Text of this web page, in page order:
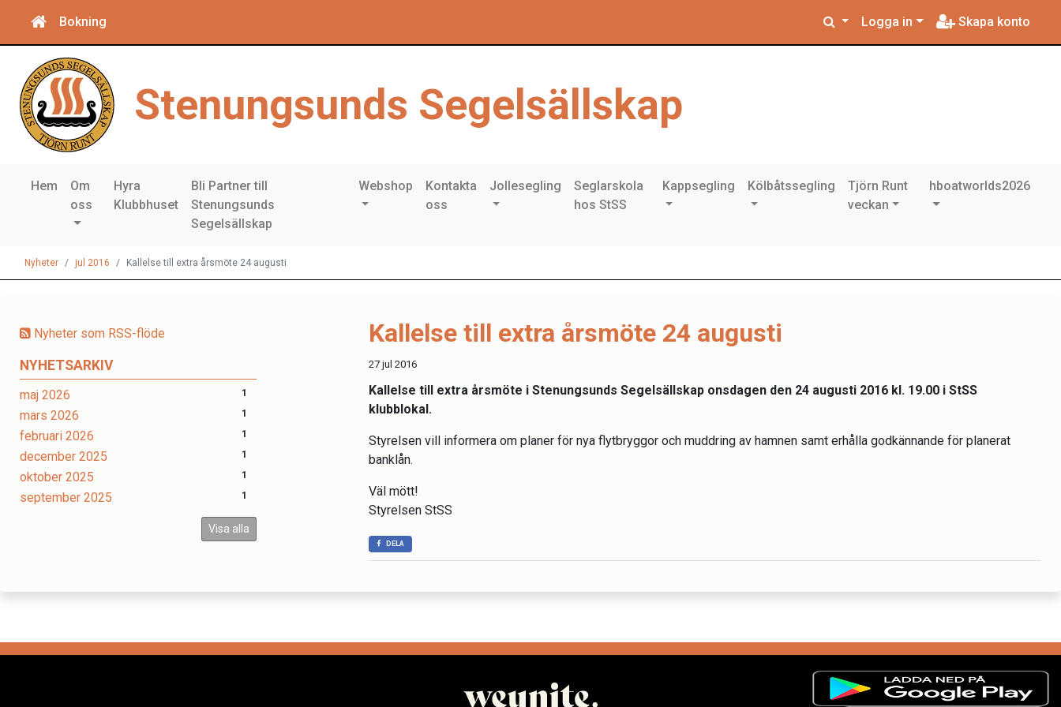
Bokning Logga in Skapa konto
Stenungsunds Segelsällskap
Hem
Om
oss
Hyra
Klubbhuset
Bli Partner till
Stenungsunds
Segelsällskap
Webshop
Kontakta
oss
Jollesegling
Seglarskola
hos StSS
Kappsegling Kölbåtssegling
Tjörn Runt
veckan
hboatworlds2026
Nyheter jul 2016 Kallelse till extra årsmöte 24 augusti
Nyheter som RSS-flöde
NYHETSARKIV
maj 2026 1
mars 2026 1
februari 2026 1
december 2025 1
oktober 2025 1
september 2025 1
Visa alla
Kallelse till extra årsmöte 24 augusti
27 jul 2016
Kallelse till extra årsmöte i Stenungsunds Segelsällskap onsdagen den 24 augusti 2016 kl. 19.00 i StSS
klubblokal.
Styrelsen vill informera om planer för nya flytbryggor och muddring av hamnen samt erhålla godkännande för planerat
banklån.
Väl mött!
Styrelsen StSS
DELA